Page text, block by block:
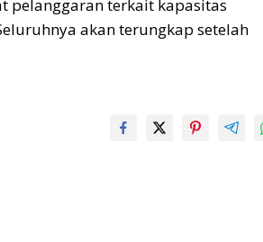
pelanggaran terkait kapasitas
akan terungkap setelah